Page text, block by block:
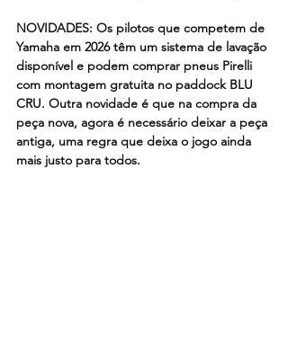
NOVIDADES: Os pilotos que competem de
Yamaha em 2026 têm um sistema de lavação
disponível e podem comprar pneus Pirelli
com montagem gratuita no paddock BLU
CRU. Outra novidade é que na compra da
peça nova, agora é necessário deixar a peça
antiga, uma regra que deixa o jogo ainda
mais justo para todos.